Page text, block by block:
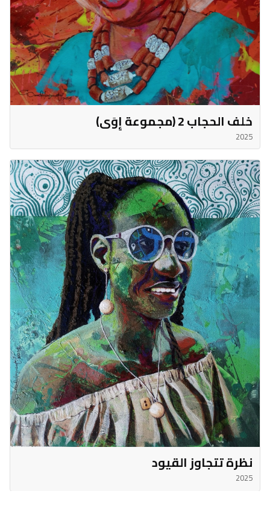
خلف الحجاب 2 (مجموعة إِوَى)
2025
نظرة تتجاوز القيود
2025